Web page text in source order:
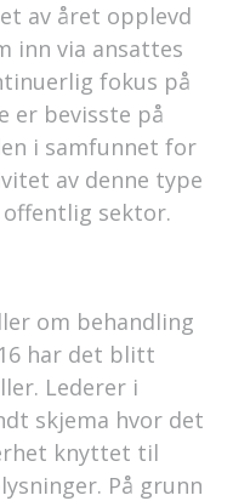
av året opplevd
inn via ansattes
fokus på
er bevisste på
i samfunnet for
av denne type
sektor.
om behandling
har det blitt
Lederer i
skjema hvor det
knyttet til
På grunn